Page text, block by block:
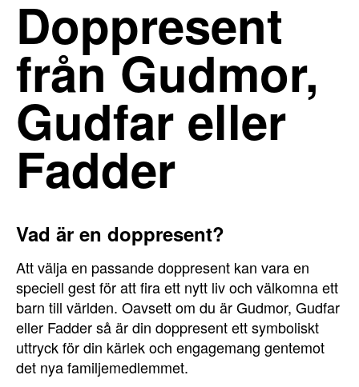
Doppresent
från Gudmor,
Gudfar eller
Fadder
Vad är en doppresent?
Att välja en passande doppresent kan vara en
speciell gest för att fira ett nytt liv och välkomna ett
barn till världen. Oavsett om du är Gudmor, Gudfar
eller Fadder så är din doppresent ett symboliskt
uttryck för din kärlek och engagemang gentemot
det nya familjemedlemmet.